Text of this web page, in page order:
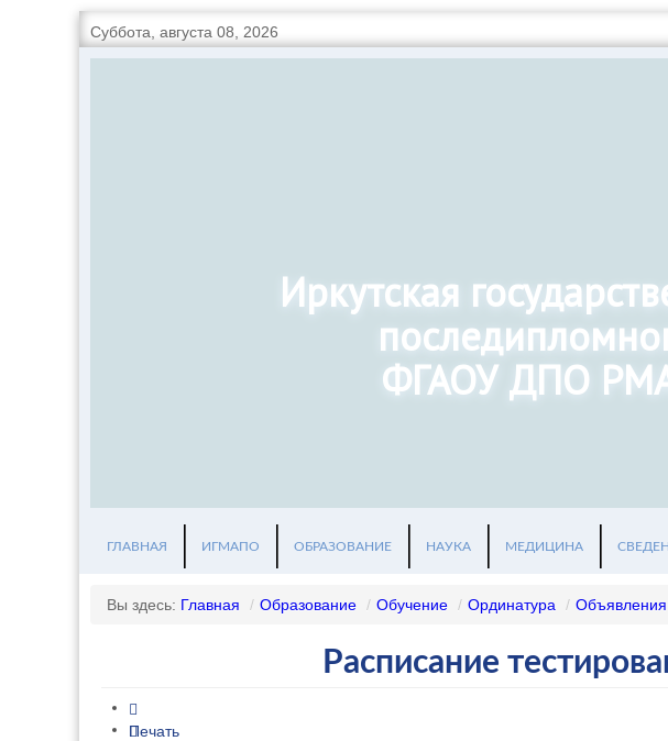
Суббота, августа 08, 2026
Иркутская
ФГАОУ ДПО
ГЛАВНАЯ ИГМАПО ОБРАЗОВАНИЕ НАУКА МЕДИЦИНА
Вы здесь: Главная / Образование / Обучение / Ординатура /
Расписание
Печать